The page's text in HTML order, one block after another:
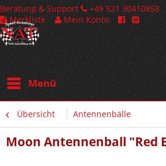
Beratung & Support
+49 521 30410858
Merkliste
Mein Konto
Menü
Übersicht Antennenbälle
Moon Antennenball "Red